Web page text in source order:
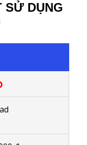
SỬ DỤNG